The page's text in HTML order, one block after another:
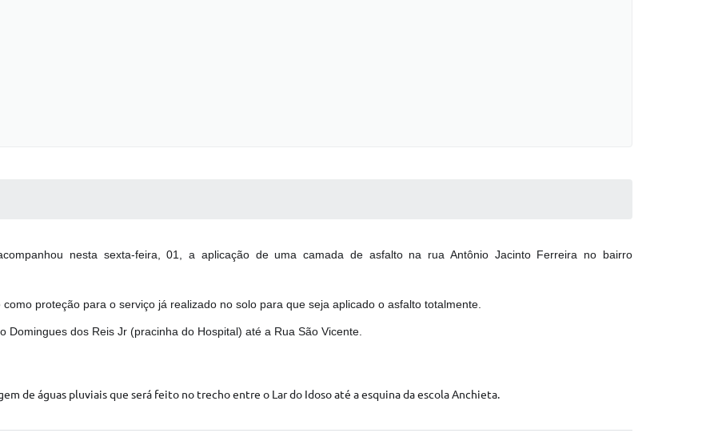
nesta sexta-feira, 01, a aplicação de uma camada de asfalto na rua Antônio Jacinto Ferreira no bairro
proteção para o serviço já realizado no solo para que seja aplicado o asfalto totalmente.
dos Reis Jr (pracinha do Hospital) até a Rua São Vicente.
de águas pluviais que será feito no trecho entre o Lar do Idoso até a esquina da escola Anchieta.